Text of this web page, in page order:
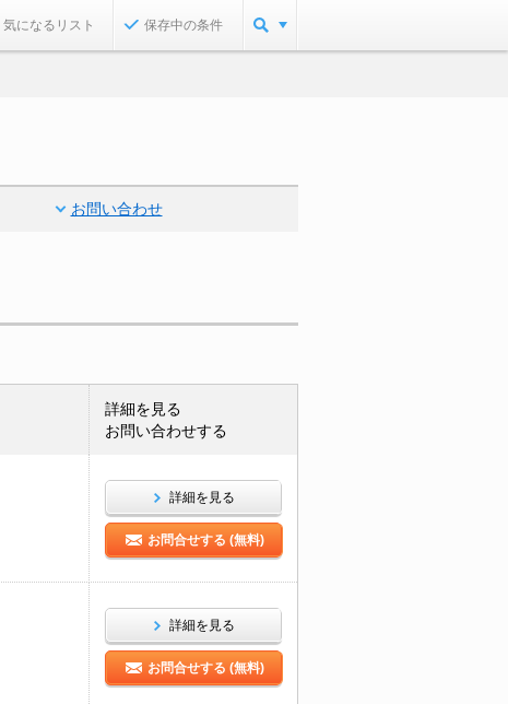
気になるリスト 保存中の条件
お問い合わせ
詳細を見る
お問い合わせする
詳細を見る
お問合せする (無料)
詳細を見る
お問合せする (無料)